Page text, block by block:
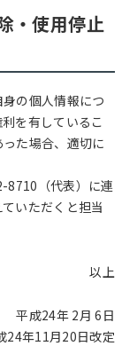
・使用停止
の個人情報につ
を有しているこ
た場合、適切に
8710（代表）に連
いただくと担当
以上
平成24年 2月 6日
24年11月20日改定